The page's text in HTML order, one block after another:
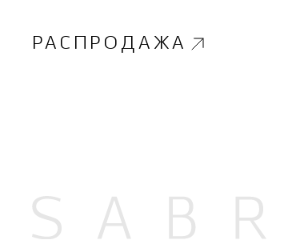
РАСПРОДАЖА